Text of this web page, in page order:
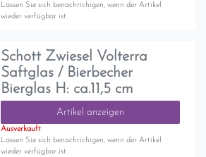
Lassen Sie sich benachrichigen, wenn der Artikel
wieder verfügbar ist.
Schott Zwiesel Volterra
Saftglas / Bierbecher
Bierglas H: ca.11,5 cm
Artikel anzeigen
Ausverkauft
Lassen Sie sich benachrichigen, wenn der Artikel
wieder verfügbar ist.